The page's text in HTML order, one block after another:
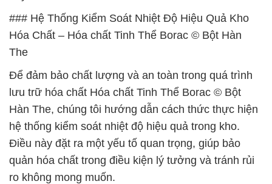
### Hệ Thống Kiểm Soát Nhiệt Độ Hiệu Quả Kho
Hóa Chất – Hóa chất Tinh Thể Borac © Bột Hàn
The
Để đảm bảo chất lượng và an toàn trong quá trình
lưu trữ hóa chất Hóa chất Tinh Thể Borac © Bột
Hàn The, chúng tôi hướng dẫn cách thức thực hiện
hệ thống kiểm soát nhiệt độ hiệu quả trong kho.
Điều này đặt ra một yếu tố quan trọng, giúp bảo
quản hóa chất trong điều kiện lý tưởng và tránh rủi
ro không mong muốn.